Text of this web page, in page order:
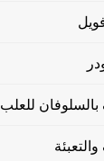
للعلب 3 دي